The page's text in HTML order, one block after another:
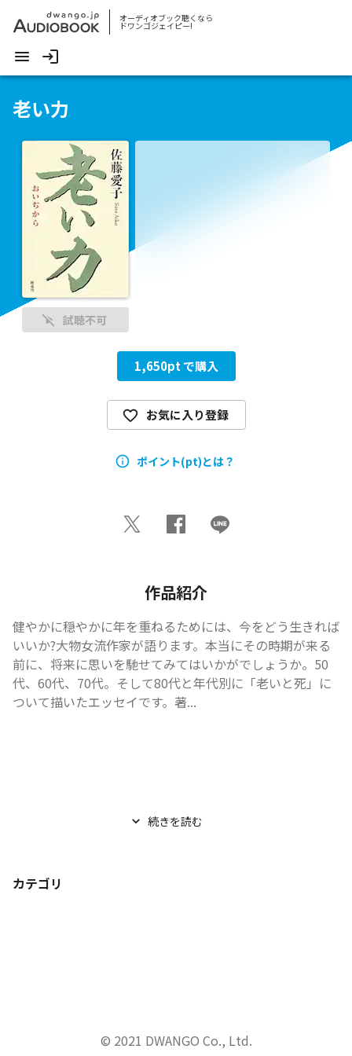
オーディオブック聴くなら
ドワンゴジェイピー!
老い力
試聴不可
1,650pt で購入
お気に入り登録
ポイント(pt)とは？
作品紹介
健やかに穏やかに年を重ねるためには、今をどう生きれば
いいか?大物女流作家が語ります。本当にその時期が来る
前に、将来に思いを馳せてみてはいかがでしょうか。50
代、60代、70代。そして80代と年代別に「老いと死」に
ついて描いたエッセイです。著...
続きを読む
カテゴリ
© 2021 DWANGO Co., Ltd.